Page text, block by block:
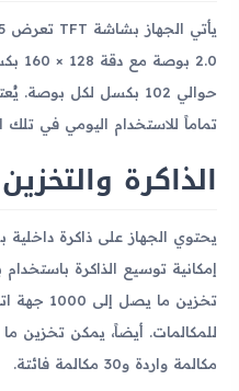
2.0
حوالي 102 بكسل لكل
تماماً للاستخدام اليومي في تلك
الذاكرة والتخزين
تخزين ما
مكالمة واردة و30 مكالمة فائتة.